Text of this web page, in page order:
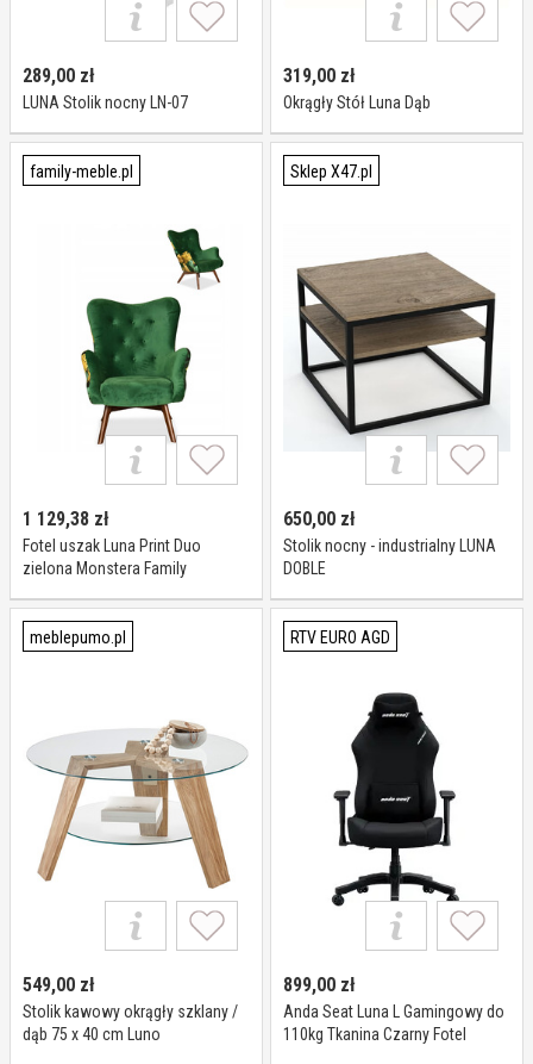
289,00 zł
LUNA Stolik nocny LN-07
319,00 zł
Okrągły Stół Luna Dąb
family-meble.pl
1 129,38 zł
Fotel uszak Luna Print Duo
zielona Monstera Family
Sklep X47.pl
650,00 zł
Stolik nocny - industrialny LUNA
DOBLE
meblepumo.pl
549,00 zł
Stolik kawowy okrągły szklany /
dąb 75 x 40 cm Luno
RTV EURO AGD
899,00 zł
Anda Seat Luna L Gamingowy do
110kg Tkanina Czarny Fotel